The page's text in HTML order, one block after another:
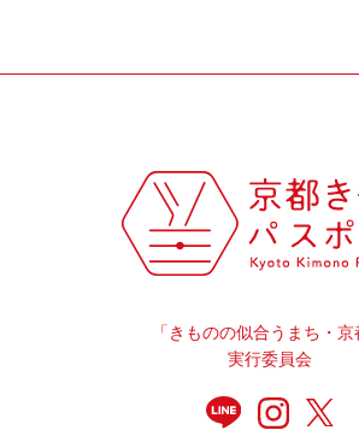
「きものの似合うまち・京
実行委員会